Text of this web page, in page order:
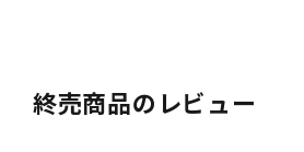
終売商品のレビュー